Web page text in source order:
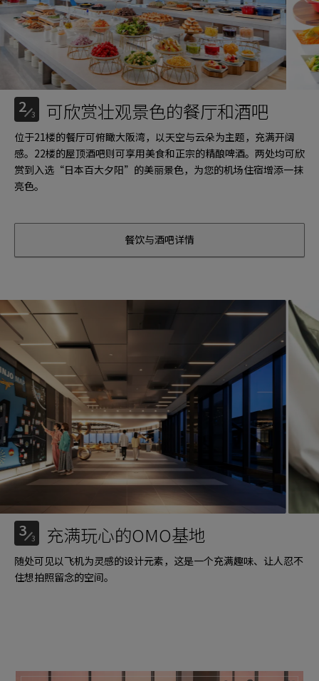
2 3 可欣赏壮观景色的餐厅和酒吧
位于21楼的餐厅可俯瞰大阪湾，以天空与云朵为主题，充满开阔
感。22楼的屋顶酒吧则可享用美食和正宗的精酿啤酒。两处均可欣
赏到入选“日本百大夕阳”的美丽景色，为您的机场住宿增添一抹
亮色。
餐饮与酒吧详情
3 3 充满玩心的OMO基地
随处可见以飞机为灵感的设计元素，这是一个充满趣味、让人忍不
住想拍照留念的空间。